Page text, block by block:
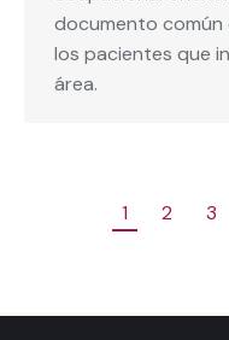
documento común
los pacientes que
área.
1 2 3